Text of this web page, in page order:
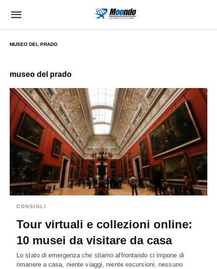
MUSEO DEL PRADO
museo del prado
CONSIGLI
Tour virtuali e collezioni online:
10 musei da visitare da casa
Lo stato di emergenza che stiamo affrontando ci impone di
rimanere a casa, niente viaggi, niente escursioni, nessuno